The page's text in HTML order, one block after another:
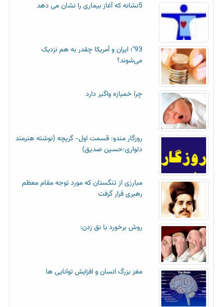
5نشانه که آغاز بیماری را نشان می دهد
93"؛ ایران و آمریکا چقدر به هم نزدیک
می‌شوند؟
چرا خمیازه واگیر دارد
روزگار مندو: قسمت اول- گریچه (نوشته هنرمند
دلواری:حسین صدیق)
مبارزی از تنگستان که مورد توجه مقام معظم
رهبری قرار گرفت
روش برخورد با نق زدن:
مغز بزرگ انسان و افزایش توانایی ها